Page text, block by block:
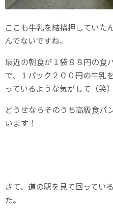
ここも牛乳を結構押していた
んでないですね。
最近の朝食が１袋８８円の食
で、１パック２００円の牛乳
っているような気がして（笑）
どうせならそのうち高級食パ
います！
さて、道の駅を見て回ってい
た。